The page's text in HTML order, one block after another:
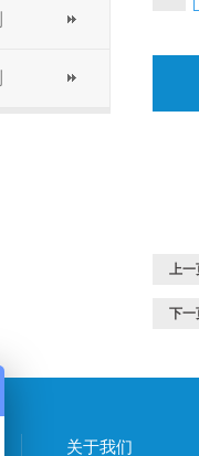
上一
下一
关于我们